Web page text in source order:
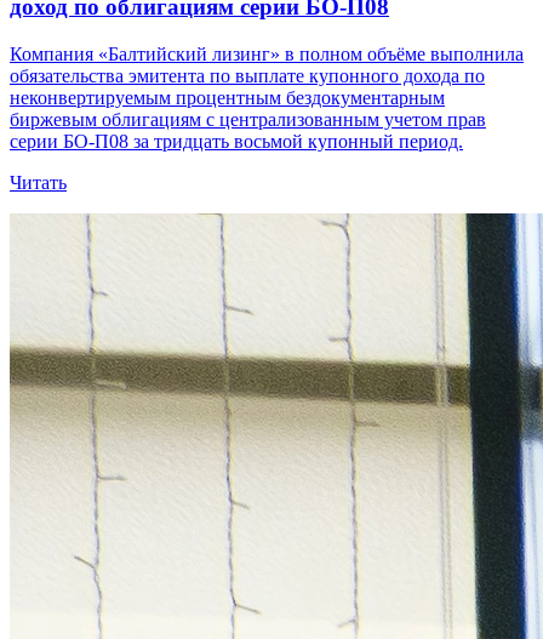
доход по облигациям серии БО-П08
Компания «Балтийский лизинг» в полном объёме выполнила
обязательства эмитента по выплате купонного дохода по
неконвертируемым процентным бездокументарным
биржевым облигациям с централизованным учетом прав
серии БО-П08 за тридцать восьмой купонный период.
Читать